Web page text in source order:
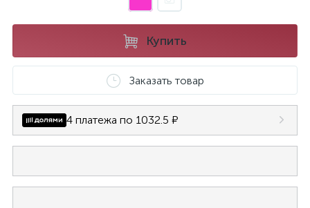
Купить
Заказать товар
4 платежа по 1032.5 ₽